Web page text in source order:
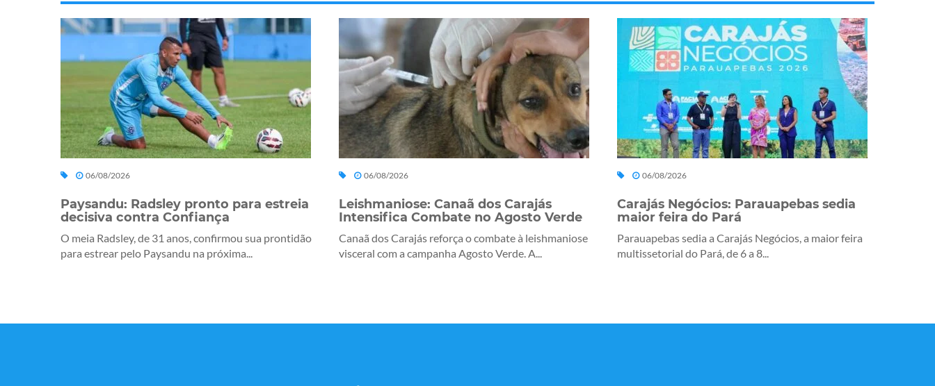
06/08/2026
Paysandu: Radsley pronto para estreia
decisiva contra Confiança
O meia Radsley, de 31 anos, confirmou sua prontidão
para estrear pelo Paysandu na próxima...
06/08/2026
Leishmaniose: Canaã dos Carajás
Intensifica Combate no Agosto Verde
Canaã dos Carajás reforça o combate à leishmaniose
visceral com a campanha Agosto Verde. A...
06/08/2026
Carajás Negócios: Parauapebas sedia
maior feira do Pará
Parauapebas sedia a Carajás Negócios, a maior feira
multissetorial do Pará, de 6 a 8...